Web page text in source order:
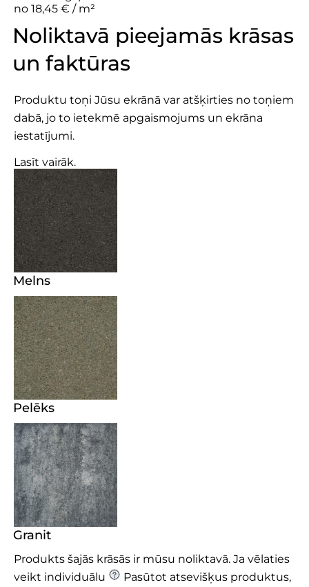
no 18,45 € / m²
Noliktavā pieejamās krāsas
un faktūras
Produktu toņi Jūsu ekrānā var atšķirties no toņiem
dabā, jo to ietekmē apgaismojums un ekrāna
iestatījumi.
Lasīt vairāk.
Melns
Pelēks
Granit
Produkts šajās krāsās ir mūsu noliktavā. Ja vēlaties
veikt individuālu
Pasūtot atsevišķus produktus,